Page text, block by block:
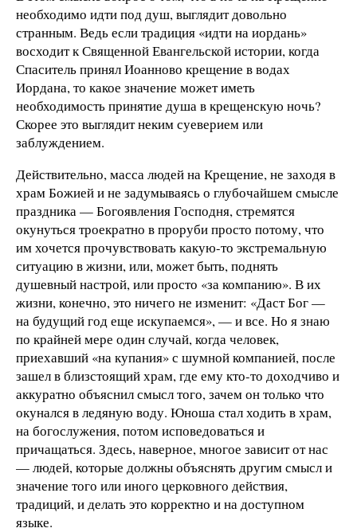
необходимо идти под душ, выглядит довольно
странным. Ведь если традиция «идти на иордань»
восходит к Священной Евангельской истории, когда
Спаситель принял Иоанново крещение в водах
Иордана, то какое значение может иметь
необходимость принятие душа в крещенскую ночь?
Скорее это выглядит неким суеверием или
заблуждением.
Действительно, масса людей на Крещение, не заходя в
храм Божией и не задумываясь о глубочайшем смысле
праздника — Богоявления Господня, стремятся
окунуться троекратно в проруби просто потому, что
им хочется прочувствовать какую-то экстремальную
ситуацию в жизни, или, может быть, поднять
душевный настрой, или просто «за компанию». В их
жизни, конечно, это ничего не изменит: «Даст Бог —
на будущий год еще искупаемся», — и все. Но я знаю
по крайней мере один случай, когда человек,
приехавший «на купания» с шумной компанией, после
зашел в близстоящий храм, где ему кто-то доходчиво и
аккуратно объяснил смысл того, зачем он только что
окунался в ледяную воду. Юноша стал ходить в храм,
на богослужения, потом исповедоваться и
причащаться. Здесь, наверное, многое зависит от нас
— людей, которые должны объяснять другим смысл и
значение того или иного церковного действия,
традиций, и делать это корректно и на доступном
языке.